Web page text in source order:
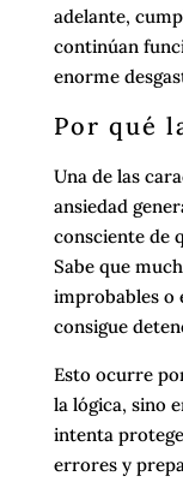
adelante,
continúan
enorme
Por qué
Una de las
ansiedad
consciente de
Sabe que
improbables o
consigue
Esto ocurre
la lógica, sino
intenta
errores y